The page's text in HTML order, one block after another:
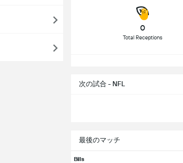
0
Total Receptions
次の試合 - NFL
最後のマッチ
Bills